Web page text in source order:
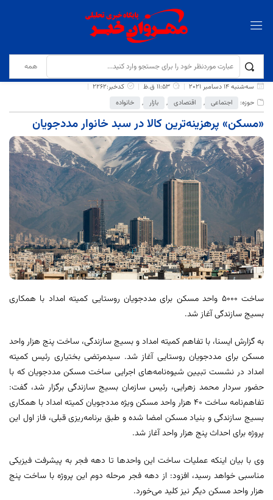
برگ نخست نوشته‌ها
«مسکن» پرهزینه‌ترین کالا در سبد خانوار مددجویان
سه‌شنبه 14 دسامبر 2021
11:53 ق.ظ
کدخبر:2262
حوزه:
اجتماعی , اقتصادی , بازار , خانواده
«مسکن» پرهزینه‌ترین کالا در سبد خانوار مددجویان
ساخت ۵۰۰۰ واحد مسکن برای مددجویان روستایی کمیته امداد با همکاری
بسیج سازندگی آغاز شد.
به گزارش ایسنا، با تفاهم کمیته امداد و بسیج سازندگی، ساخت پنج هزار واحد
مسکن برای مددجویان روستایی آغاز شد. سیدمرتضی بختیاری رئیس کمیته
امداد در نشست تبیین شیوه‌نامه‌های اجرایی ساخت مسکن مددجویان که با
حضور سردار محمد زهرایی، رئیس سازمان بسیج سازندگی برگزار شد، گفت:
تفاهم‌نامه ساخت ۴۰ هزار واحد مسکن ویژه مددجویان کمیته امداد با همکاری
بسیج سازندگی و بنیاد مسکن امضا شده و طبق برنامه‌ریزی قبلی، فاز اول این
پروژه برای احداث پنج هزار واحد آغاز شد.
وی با بیان اینکه عملیات ساخت این واحدها تا دهه فجر به پیشرفت فیزیکی
مناسبی خواهد رسید، افزود: از دهه فجر مرحله دوم این پروژه با ساخت پنج
هزار واحد مسکن دیگر نیز کلید می‌خورد.